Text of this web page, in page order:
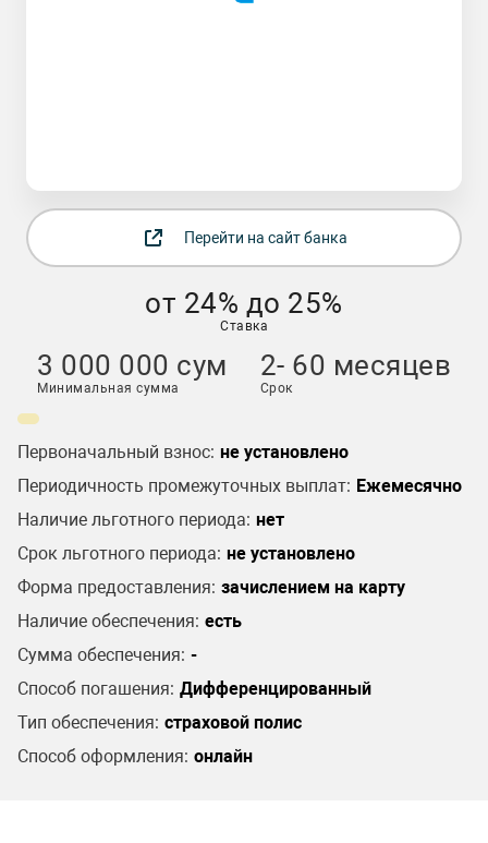
Перейти на сайт банка
от 24% до 25%
Ставка
3 000 000 сум
Минимальная сумма
2- 60 месяцев
Срок
Первоначальный взнос: не установлено
Периодичность промежуточных выплат: Ежемесячно
Наличие льготного периода: нет
Срок льготного периода: не установлено
Форма предоставления: зачислением на карту
Наличие обеспечения: есть
Сумма обеспечения: -
Способ погашения: Дифференцированный
Тип обеспечения: страховой полис
Способ оформления: онлайн